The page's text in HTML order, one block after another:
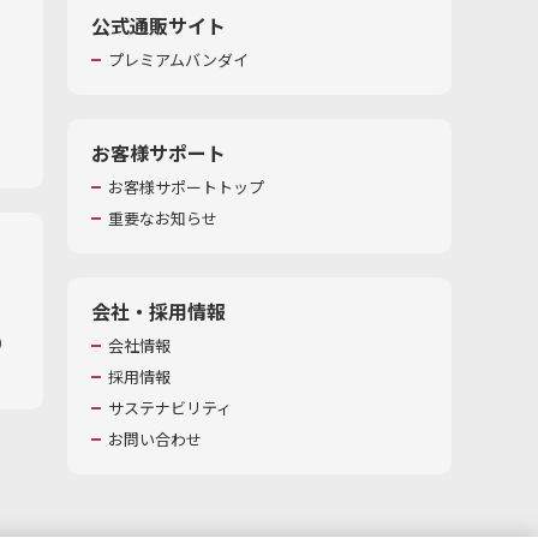
公式通販サイト
プレミアムバンダイ
お客様サポート
お客様サポートトップ
重要なお知らせ
会社・採用情報
会社情報
採用情報
サステナビリティ
お問い合わせ